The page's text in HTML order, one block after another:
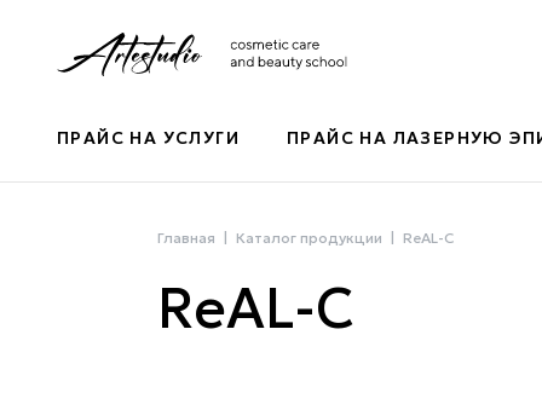
ПРАЙС НА УСЛУГИ ПРАЙС НА ЛАЗЕРНУЮ
Главная Каталог продукции ReAL-C
ReAL-C